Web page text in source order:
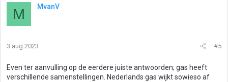
M MvanV
3 aug 2023 #5
Even ter aanvulling op de eerdere juiste antwoorden; gas heeft
verschillende samenstellingen. Nederlands gas wijkt sowieso af